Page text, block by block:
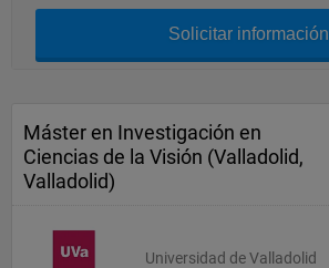
Solicitar información
Máster en Investigación en
Ciencias de la Visión (Valladolid,
Valladolid)
Universidad de Valladolid